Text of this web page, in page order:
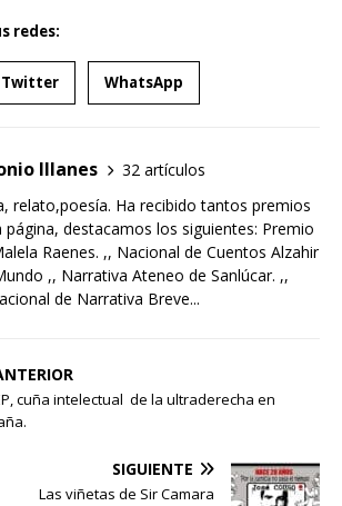
redes:
Twitter WhatsApp
Illanes
32 artículos
relato,poesía. Ha recibido tantos premios
página, destacamos los siguientes: Premio
Raenes. ,, Nacional de Cuentos Alzahir
,, Narrativa Ateneo de Sanlúcar. ,,
de Narrativa Breve...
cuña intelectual de la ultraderecha en
SIGUIENTE
Las viñetas de Sir Camara